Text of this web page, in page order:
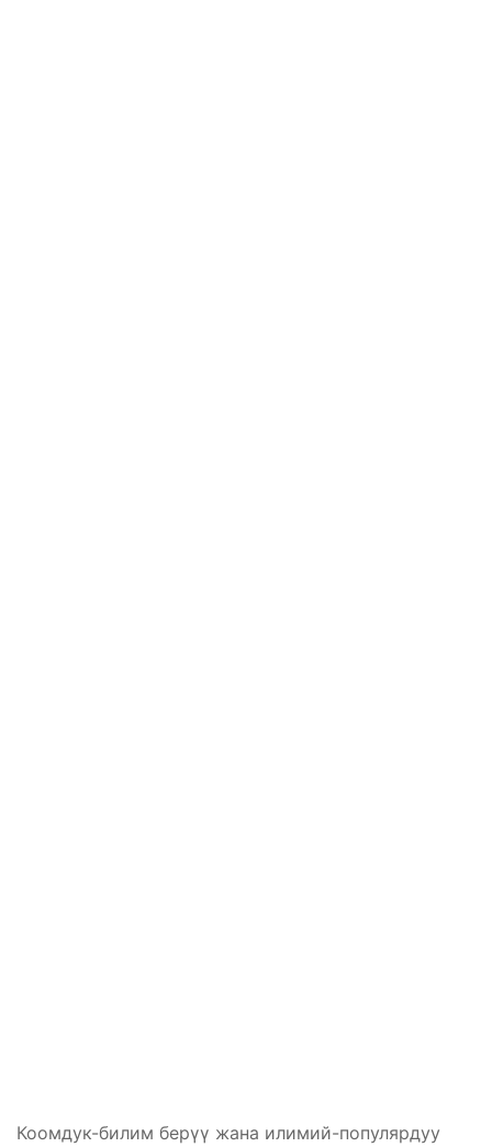
Коомдук-билим берүү жана илимий-популярдуу